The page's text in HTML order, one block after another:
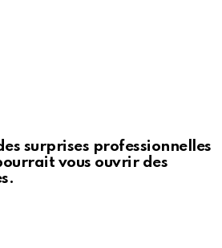
surprises professionnelles
vous ouvrir des